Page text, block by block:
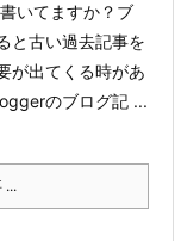
いてますか？ ブ
と古い過去記事を
が出てくる時があ
のブログ記 ...
...